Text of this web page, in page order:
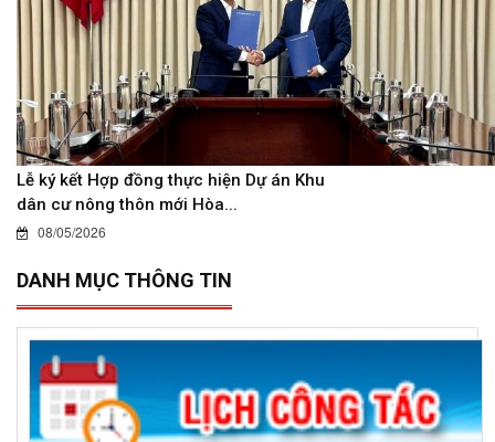
Lễ ký kết Hợp đồng thực hiện Dự án Khu
dân cư nông thôn mới Hòa...
08/05/2026
DANH MỤC THÔNG TIN